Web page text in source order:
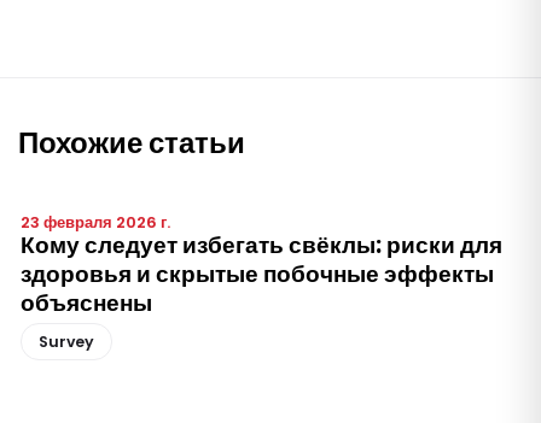
Похожие статьи
23 февраля 2026 г.
Кому следует избегать свёклы: риски для
здоровья и скрытые побочные эффекты
объяснены
Survey